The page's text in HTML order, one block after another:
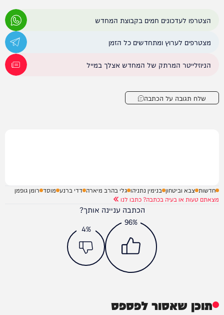
הצטרפו לעדכונים חמים בקבוצת המחדש
מצטרפים לערוץ ומתחדשים כל הזמן
הניוזלייטר המרתק של המחדש אצלך במייל
שלח תגובה על הכתבה
חדשות צבא וביטחון בנימין נתניהו גלי בהרב מיארה דדי ברנע מוסד רומן גופמן
מצאתם טעות או בעיה בכתבה? כתבו לנו
הכתבה עניינה אותך?
96%
4%
תוכן שאסור לפספס